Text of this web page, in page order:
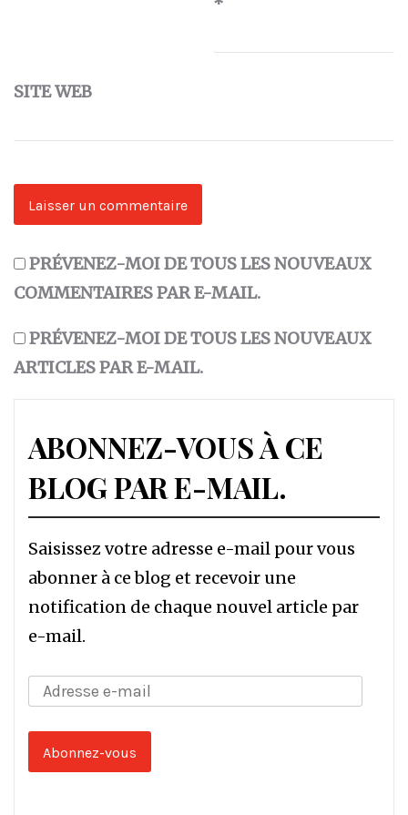
SITE WEB
PRÉVENEZ-MOI DE TOUS LES NOUVEAUX
COMMENTAIRES PAR E-MAIL.
PRÉVENEZ-MOI DE TOUS LES NOUVEAUX
ARTICLES PAR E-MAIL.
ABONNEZ-VOUS À CE
BLOG PAR E-MAIL.
Saisissez votre adresse e-mail pour vous
abonner à ce blog et recevoir une
notification de chaque nouvel article par
e-mail.
Adresse
mail
Abonnez-vous